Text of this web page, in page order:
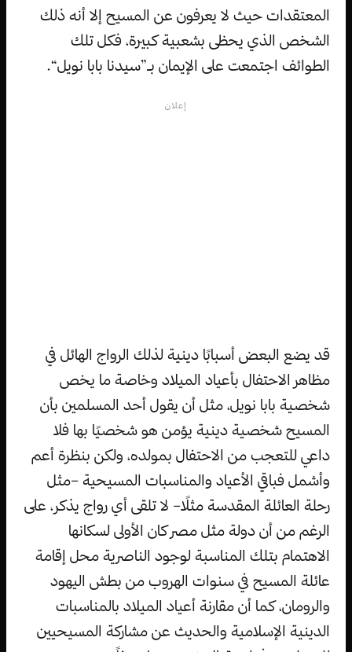
المعتقدات حيث لا يعرفون عن المسيح إلا أنه ذلك
الشخص الذي يحظى بشعبية كبيرة، فكل تلك
الطوائف اجتمعت على الإيمان بـ”سيدنا بابا نويل“.
إعلان
قد يضع البعض أسبابًا دينية لذلك الرواج الهائل في
مظاهر الاحتفال بأعياد الميلاد وخاصة ما يخص
شخصية بابا نويل، مثل أن يقول أحد المسلمين بأن
المسيح شخصية دينية يؤمن هو شخصيًا بها فلا
داعي للتعجب من الاحتفال بمولده، ولكن بنظرة أعم
وأشمل فباقي الأعياد والمناسبات المسيحية –مثل
رحلة العائلة المقدسة مثلًا– لا تلقى أي رواج يذكر، على
الرغم من أن دولة مثل مصر كان الأولى لسكانها
الاهتمام بتلك المناسبة لوجود الناصرية محل إقامة
عائلة المسيح في سنوات الهروب من بطش اليهود
والرومان، كما أن مقارنة أعياد الميلاد بالمناسبات
الدينية الإسلامية والحديث عن مشاركة المسيحيين